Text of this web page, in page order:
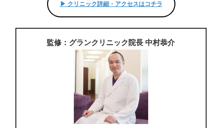
▶︎ クリニック詳細・アクセスはコチラ
監修：グランクリニック院長 中村恭介